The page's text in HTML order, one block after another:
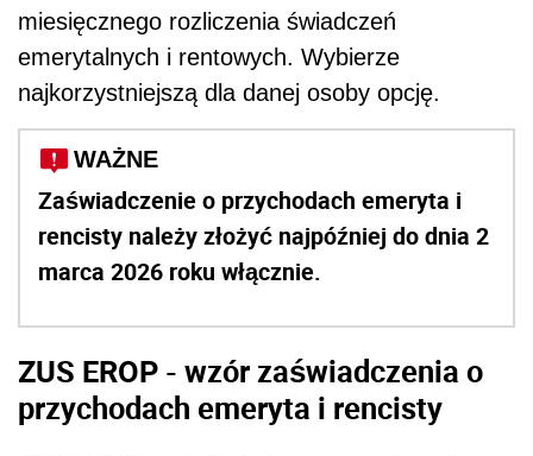
miesięcznego rozliczenia świadczeń
emerytalnych i rentowych. Wybierze
najkorzystniejszą dla danej osoby opcję.
WAŻNE
Zaświadczenie o przychodach emeryta i
rencisty należy złożyć najpóźniej do dnia 2
marca 2026 roku włącznie.
ZUS EROP - wzór zaświadczenia o
przychodach emeryta i rencisty